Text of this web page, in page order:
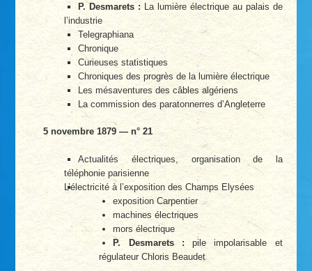
P. Desmarets : La lumière électrique au palais de
l’industrie
Telegraphiana
Chronique
Curieuses statistiques
Chroniques des progrès de la lumière électrique
Les mésaventures des câbles algériens
La commission des paratonnerres d’Angleterre
5 novembre 1879 — n° 21
Actualités électriques, organisation de la
téléphonie parisienne
L’électricité à l’exposition des Champs Elysées
exposition Carpentier
machines électriques
mors électrique
P. Desmarets :pile impolarisable et
régulateur Chloris Beaudet